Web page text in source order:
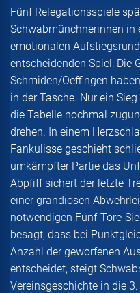
Fünf Relegationsspiele
Schwabmünchnerinnen in
emotionalen
entscheidenden Spiel: Die
Schmiden/Oeffingen
in der Tasche. Nur ein
die Tabelle nochmal
drehen. In einem
Fankulisse geschieht
umkämpfter Partie das
Abpfiff sichert der letzte
einer grandiosen
notwendigen Fünf-Tore-
besagt, dass bei
Anzahl der geworfenen
entscheidet, steigt
Vereinsgeschichte in die